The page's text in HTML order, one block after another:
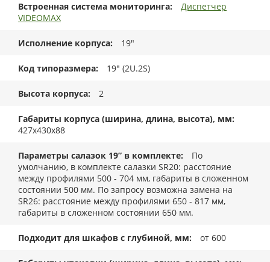
Встроенная система мониторинга
Диспетчер
VIDEOMAX
Исполнение корпуса 19"
Код типоразмера 19" (2U.2S)
Высота корпуса 2
Габариты корпуса (ширина, длина, высота), мм
427x430x88
Параметры салазок 19” в комплекте
По
умолчанию, в комплекте салазки SR20: расстояние
между профилями 500 - 704 мм, габариты в сложенном
состоянии 500 мм. По запросу возможна замена на
SR26: расстояние между профилями 650 - 817 мм,
габариты в сложенном состоянии 650 мм.
Подходит для шкафов с глубиной, мм от 600